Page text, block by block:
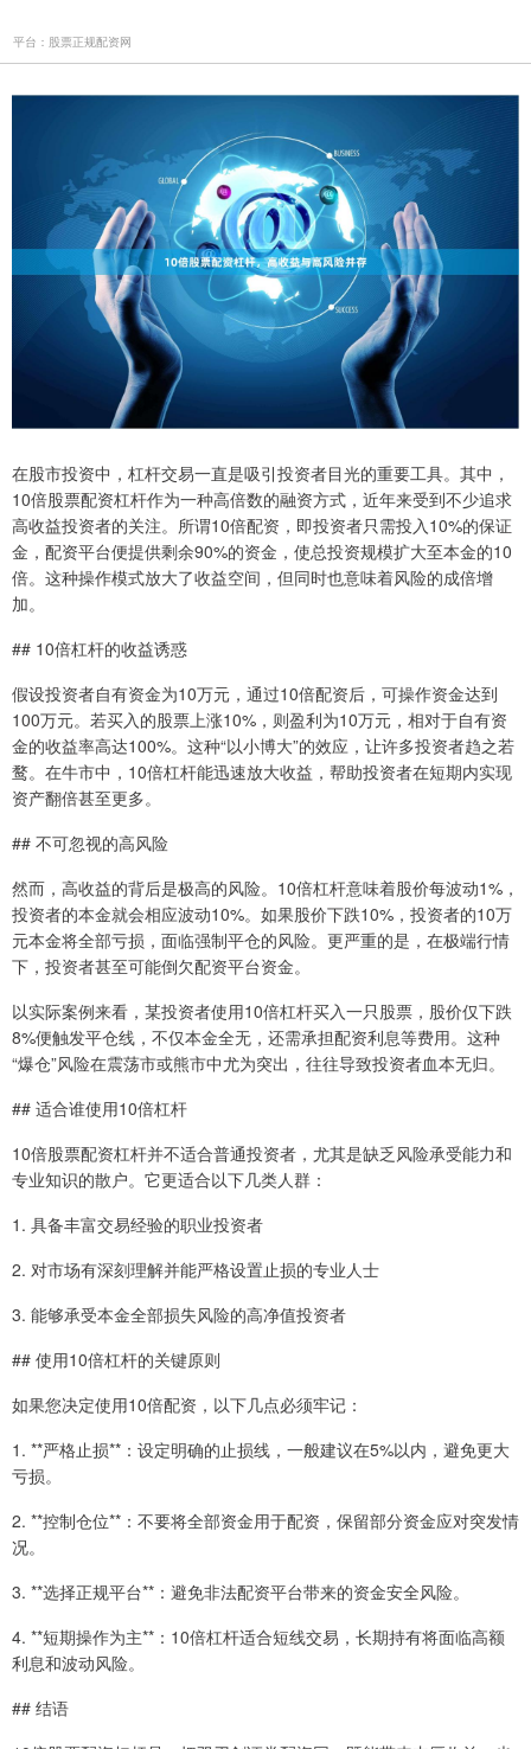
平台：股票正规配资网
在股市投资中，杠杆交易一直是吸引投资者目光的重要工具。其中，
10倍股票配资杠杆作为一种高倍数的融资方式，近年来受到不少追求
高收益投资者的关注。所谓10倍配资，即投资者只需投入10%的保证
金，配资平台便提供剩余90%的资金，使总投资规模扩大至本金的10
倍。这种操作模式放大了收益空间，但同时也意味着风险的成倍增
加。
## 10倍杠杆的收益诱惑
假设投资者自有资金为10万元，通过10倍配资后，可操作资金达到
100万元。若买入的股票上涨10%，则盈利为10万元，相对于自有资
金的收益率高达100%。这种“以小博大”的效应，让许多投资者趋之若
鹜。在牛市中，10倍杠杆能迅速放大收益，帮助投资者在短期内实现
资产翻倍甚至更多。
## 不可忽视的高风险
然而，高收益的背后是极高的风险。10倍杠杆意味着股价每波动1%，
投资者的本金就会相应波动10%。如果股价下跌10%，投资者的10万
元本金将全部亏损，面临强制平仓的风险。更严重的是，在极端行情
下，投资者甚至可能倒欠配资平台资金。
以实际案例来看，某投资者使用10倍杠杆买入一只股票，股价仅下跌
8%便触发平仓线，不仅本金全无，还需承担配资利息等费用。这种
“爆仓”风险在震荡市或熊市中尤为突出，往往导致投资者血本无归。
## 适合谁使用10倍杠杆
10倍股票配资杠杆并不适合普通投资者，尤其是缺乏风险承受能力和
专业知识的散户。它更适合以下几类人群：
1. 具备丰富交易经验的职业投资者
2. 对市场有深刻理解并能严格设置止损的专业人士
3. 能够承受本金全部损失风险的高净值投资者
## 使用10倍杠杆的关键原则
如果您决定使用10倍配资，以下几点必须牢记：
1. **严格止损**：设定明确的止损线，一般建议在5%以内，避免更大
亏损。
2. **控制仓位**：不要将全部资金用于配资，保留部分资金应对突发情
况。
3. **选择正规平台**：避免非法配资平台带来的资金安全风险。
4. **短期操作为主**：10倍杠杆适合短线交易，长期持有将面临高额
利息和波动风险。
## 结语